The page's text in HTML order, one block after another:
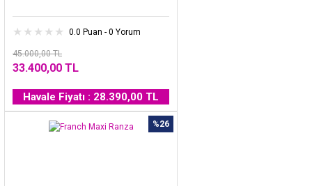
0.0 Puan - 0 Yorum
45.000,00 TL
33.400,00 TL
Havale Fiyatı : 28.390,00 TL
%26